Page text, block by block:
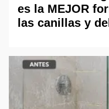
es la MEJOR
las canillas y